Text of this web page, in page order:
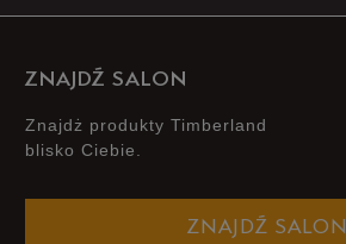
ZNAJDŹ SALON
Znajdż produkty Timberland
blisko Ciebie.
ZNAJDŹ SALON